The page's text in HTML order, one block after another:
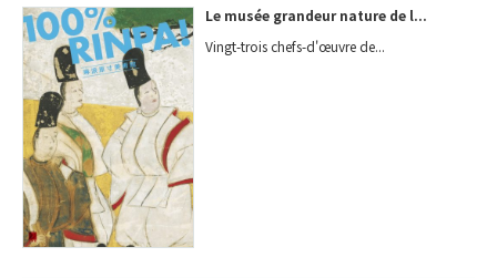
Le musée grandeur nature de l...
Vingt-trois chefs-d'œuvre de...